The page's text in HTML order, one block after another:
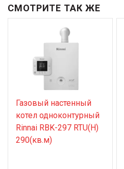
СМОТРИТЕ ТАК ЖЕ
Газовый настенный
котел одноконтурный
Rinnai RBK-297 RTU(H)
290(кв.м)